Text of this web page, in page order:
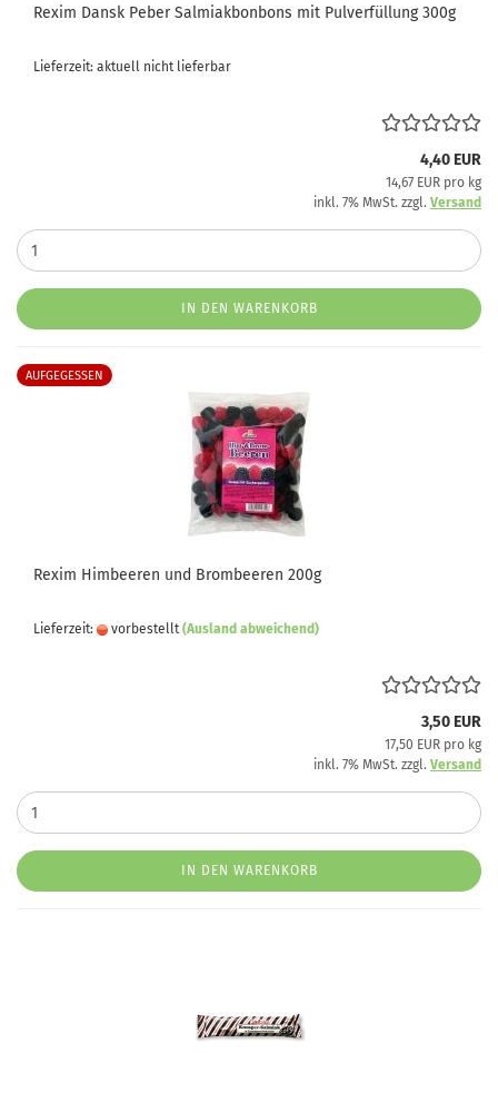
Rexim Dansk Peber Salmiakbonbons mit Pulverfüllung 300g
Lieferzeit: aktuell nicht lieferbar
4,40 EUR
14,67 EUR pro kg
inkl. 7% MwSt. zzgl. Versand
IN DEN WARENKORB
AUFGEGESSEN
Rexim Himbeeren und Brombeeren 200g
Lieferzeit: vorbestellt (Ausland abweichend)
3,50 EUR
17,50 EUR pro kg
inkl. 7% MwSt. zzgl. Versand
IN DEN WARENKORB